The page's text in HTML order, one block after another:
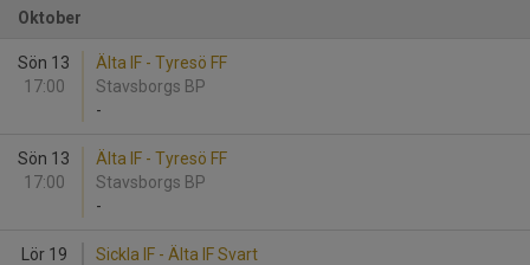
Oktober
Sön 13
17:00
Älta IF - Tyresö FF
Stavsborgs BP
-
Sön 13
17:00
Älta IF - Tyresö FF
Stavsborgs BP
-
Lör 19
Sickla IF - Älta IF Svart